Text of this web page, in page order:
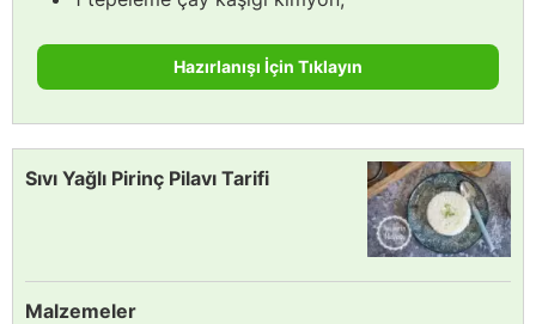
Hazırlanışı İçin Tıklayın
Sıvı Yağlı Pirinç Pilavı Tarifi
Malzemeler